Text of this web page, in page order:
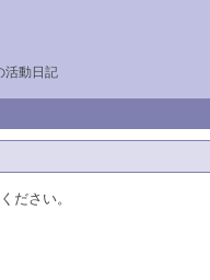
活動日記
ださい。